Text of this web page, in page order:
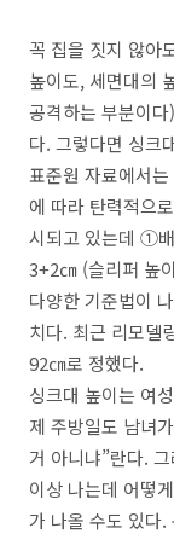
꼭 집을 짓지 않아
높이도, 세면대의
공격하는 부분이
다. 그렇다면 싱크
표준원 자료에서
에 따라 탄력적으
시되고 있는데 ①
3+2㎝ (슬리퍼 높
다양한 기준법이
치다. 최근 리모델
92㎝로 정했다.
싱크대 높이는 여
제 주방일도 남녀
거 아니냐”란다.
이상 나는데 어떻
가 나올 수도 있다.